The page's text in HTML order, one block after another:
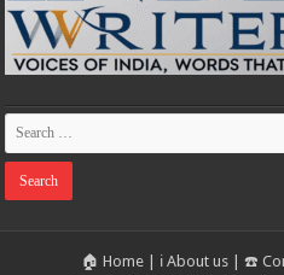
🏠 Home| ℹ️ About us| ☎️